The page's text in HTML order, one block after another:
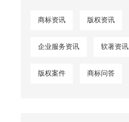
商标资讯 版权资讯
企业服务资讯 软著资讯
版权案件 商标问答